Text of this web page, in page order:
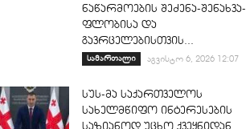
ნაწარმოების შეძენა-შენახვა-
ფლობისა და
გავრცელებისთვის...
სამართალი აგვისტო 6, 2026 12:07
სუს-მა საქართველოს
სახელმწიფო ინტერესების
საზიანოდ უცხო ქვეყნიდან